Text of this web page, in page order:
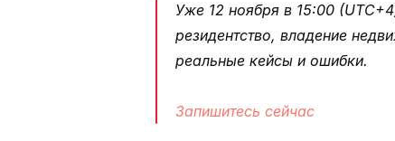
Уже 12 ноября в 15:00
резидентство, владение
реальные кейсы и ошибки.
Запишитесь сейчас